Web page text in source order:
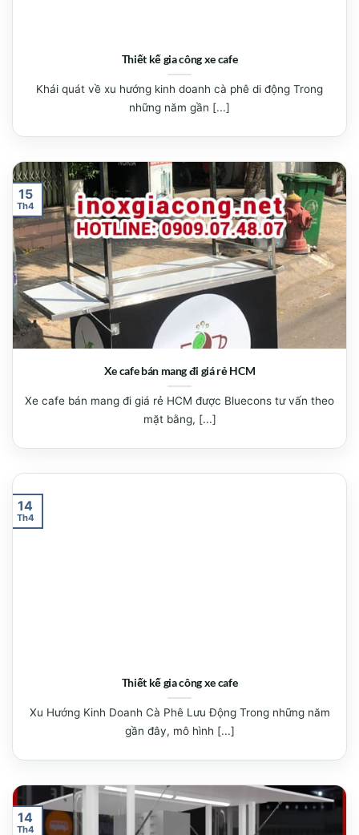
Thiết kế gia công xe cafe
Khái quát về xu hướng kinh doanh cà phê di động Trong
những năm gần [...]
Xe cafe bán mang đi giá rẻ HCM
Xe cafe bán mang đi giá rẻ HCM được Bluecons tư vấn theo
mặt bằng, [...]
15
Th4
Thiết kế gia công xe cafe
Xu Hướng Kinh Doanh Cà Phê Lưu Động Trong những năm
gần đây, mô hình [...]
14
Th4
14
Th4